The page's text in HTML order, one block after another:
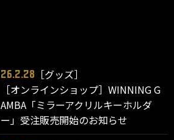
26.2.28
［グッズ］
［オンラインショップ］WINNING G
AMBA「ミラーアクリルキーホルダ
ー」受注販売開始のお知らせ